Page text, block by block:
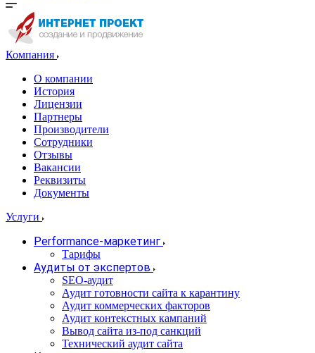
Компания
О компании
История
Лицензии
Партнеры
Производители
Сотрудники
Отзывы
Вакансии
Реквизиты
Документы
Услуги
Performance-маркетинг
Тарифы
Аудиты от экспертов
SEO-аудит
Аудит готовности сайта к карантину
Аудит коммерческих факторов
Аудит контекстных кампаний
Вывод сайта из-под санкций
Технический аудит сайта